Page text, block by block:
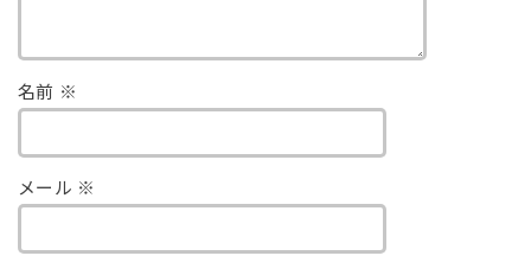
名前 ※
メール ※